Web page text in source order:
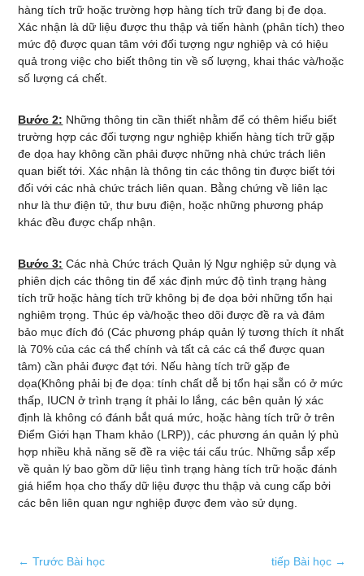
hàng tích trữ hoặc trường hợp hàng tích trữ đang bị đe dọa.
Xác nhận là dữ liệu được thu thập và tiến hành (phân tích) theo
mức độ được quan tâm với đối tượng ngư nghiệp và có hiệu
quả trong việc cho biết thông tin về số lượng, khai thác và/hoặc
số lượng cá chết.
Bước 2: Những thông tin cần thiết nhằm để có thêm hiểu biết
trường hợp các đối tượng ngư nghiệp khiến hàng tích trữ gặp
đe dọa hay không cần phải được những nhà chức trách liên
quan biết tới. Xác nhận là thông tin các thông tin được biết tới
đối với các nhà chức trách liên quan. Bằng chứng về liên lạc
như là thư điện tử, thư bưu điện, hoặc những phương pháp
khác đều được chấp nhận.
Bước 3: Các nhà Chức trách Quản lý Ngư nghiệp sử dụng và
phiên dịch các thông tin để xác định mức độ tình trạng hàng
tích trữ hoặc hàng tích trữ không bị đe dọa bởi những tổn hại
nghiêm trọng. Thúc ép và/hoặc theo dõi được đề ra và đảm
bảo mục đích đó (Các phương pháp quản lý tương thích ít nhất
là 70% của các cá thể chính và tất cả các cá thể được quan
tâm) cần phải được đạt tới. Nếu hàng tích trữ gặp đe
dọa(Không phải bị đe dọa: tính chất dễ bị tổn hại sẵn có ở mức
thấp, IUCN ở trình trạng ít phải lo lắng, các bên quản lý xác
định là không có đánh bắt quá mức, hoặc hàng tích trữ ở trên
Điểm Giới hạn Tham khảo (LRP)), các phương án quản lý phù
hợp nhiều khả năng sẽ đề ra việc tái cấu trúc. Những sắp xếp
về quản lý bao gồm dữ liệu tình trạng hàng tích trữ hoặc đánh
giá hiểm họa cho thấy dữ liệu được thu thập và cung cấp bởi
các bên liên quan ngư nghiệp được đem vào sử dụng.
← Trước Bài học tiếp Bài học →